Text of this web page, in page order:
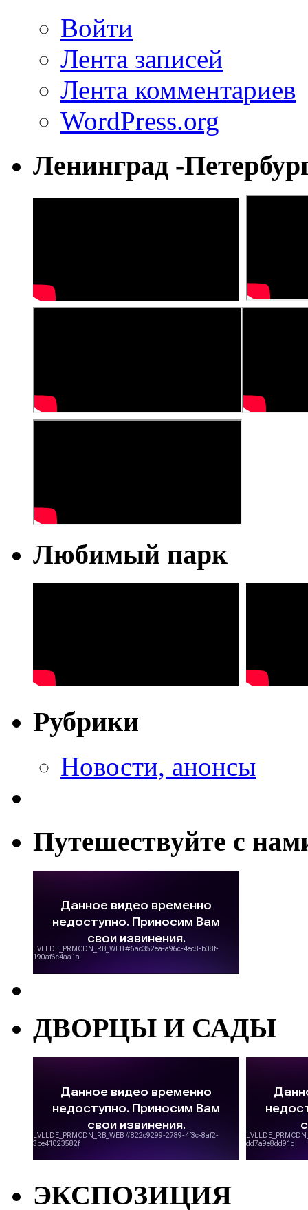
Войти
Лента записей
Лента комментариев
WordPress.org
Ленинград -
Любимый парк
Рубрики
Новости, анонсы
Путешествуйте с
ДВОРЦЫ И САДЫ
ЭКСПОЗИЦИЯ